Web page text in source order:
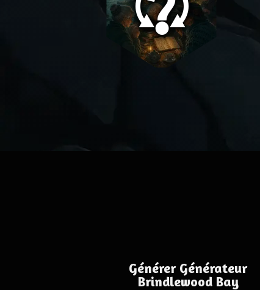
Générer Générateur
Brindlewood Bay